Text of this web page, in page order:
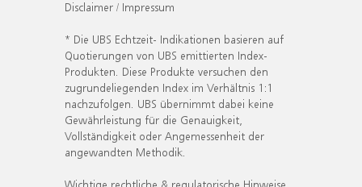
Disclaimer / Impressum
* Die UBS Echtzeit- Indikationen basieren auf
Quotierungen von UBS emittierten Index-
Produkten. Diese Produkte versuchen den
zugrundeliegenden Index im Verhältnis 1:1
nachzufolgen. UBS übernimmt dabei keine
Gewährleistung für die Genauigkeit,
Vollständigkeit oder Angemessenheit der
angewandten Methodik.